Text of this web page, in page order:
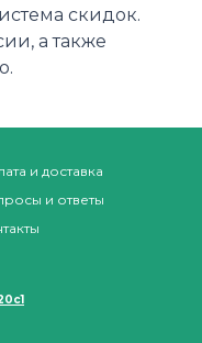
скидок.
а также
и доставка
и ответы